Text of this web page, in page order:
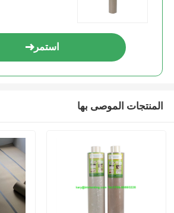
استمر
المنتجات الموصى بها